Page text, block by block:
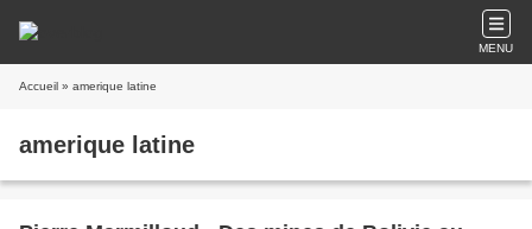
MENU
Accueil » amerique latine
amerique latine